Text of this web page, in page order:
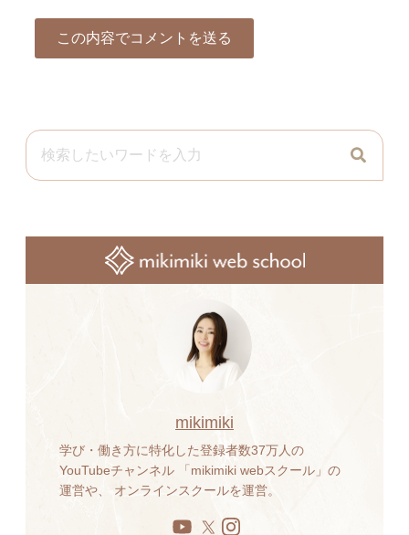
mikimiki
学び・働き方に特化した登録者数37万人の
YouTubeチャンネル 「mikimiki webスクール」の
運営や、 オンラインスクールを運営。